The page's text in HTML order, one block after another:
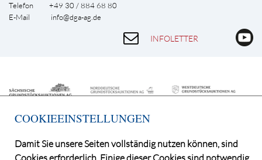
Telefon +49 30 / 884 68 80
E-Mail info@dga-ag.de
INFOLETTER
COOKIEEINSTELLUNGEN
Damit Sie unsere Seiten vollständig nutzen können, sind
Cookies erforderlich. Einige dieser Cookies sind notwendig,